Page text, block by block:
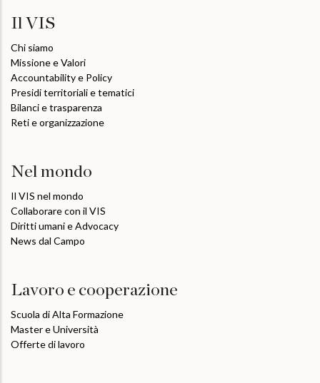
Il VIS
Chi siamo
Missione e Valori
Accountability e Policy
Presidi territoriali e tematici
Bilanci e trasparenza
Reti e organizzazione
Nel mondo
Il VIS nel mondo
Collaborare con il VIS
Diritti umani e Advocacy
News dal Campo
Lavoro e cooperazione
Scuola di Alta Formazione
Master e Università
Offerte di lavoro